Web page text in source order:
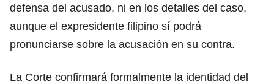
defensa del acusado, ni en los detalles del caso,
aunque el expresidente filipino sí podrá
pronunciarse sobre la acusación en su contra.
La Corte confirmará formalmente la identidad del